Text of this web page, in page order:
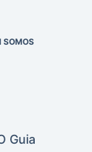
SOMOS
Guia